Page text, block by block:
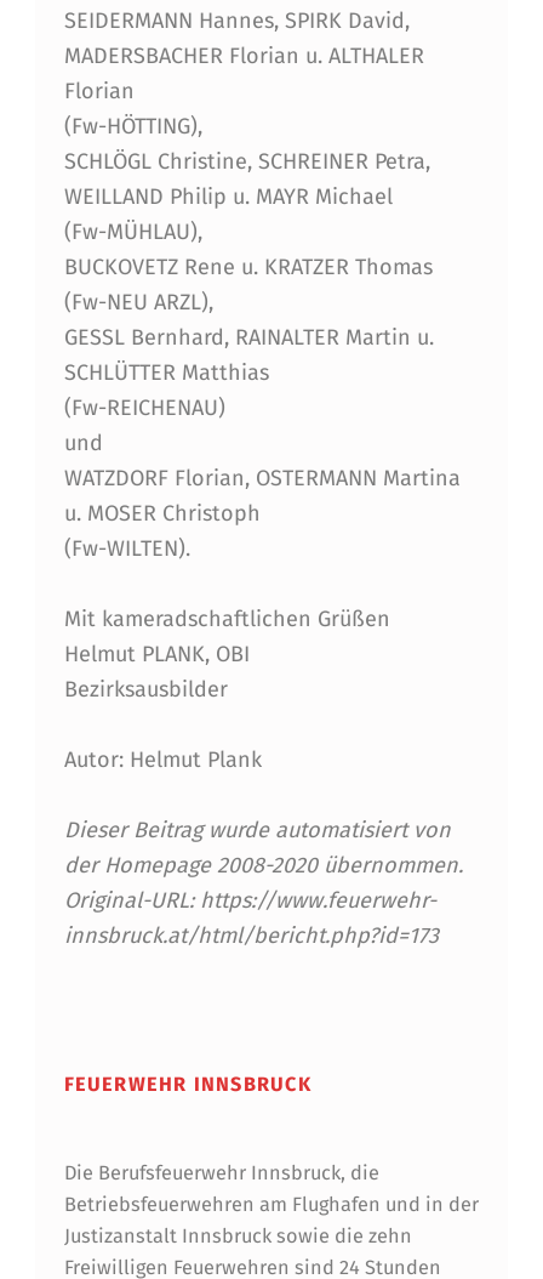
SEIDERMANN Hannes, SPIRK David,
MADERSBACHER Florian u. ALTHALER
Florian
(Fw-HÖTTING),
SCHLÖGL Christine, SCHREINER Petra,
WEILLAND Philip u. MAYR Michael
(Fw-MÜHLAU),
BUCKOVETZ Rene u. KRATZER Thomas
(Fw-NEU ARZL),
GESSL Bernhard, RAINALTER Martin u.
SCHLÜTTER Matthias
(Fw-REICHENAU)
und
WATZDORF Florian, OSTERMANN Martina
u. MOSER Christoph
(Fw-WILTEN).
Mit kameradschaftlichen Grüßen
Helmut PLANK, OBI
Bezirksausbilder
Autor: Helmut Plank
Dieser Beitrag wurde automatisiert von
der Homepage 2008-2020 übernommen.
Original-URL: https://www.feuerwehr-
innsbruck.at/html/bericht.php?id=173
FEUERWEHR INNSBRUCK
Die Berufsfeuerwehr Innsbruck, die
Betriebsfeuerwehren am Flughafen und in der
Justizanstalt Innsbruck sowie die zehn
Freiwilligen Feuerwehren sind 24 Stunden